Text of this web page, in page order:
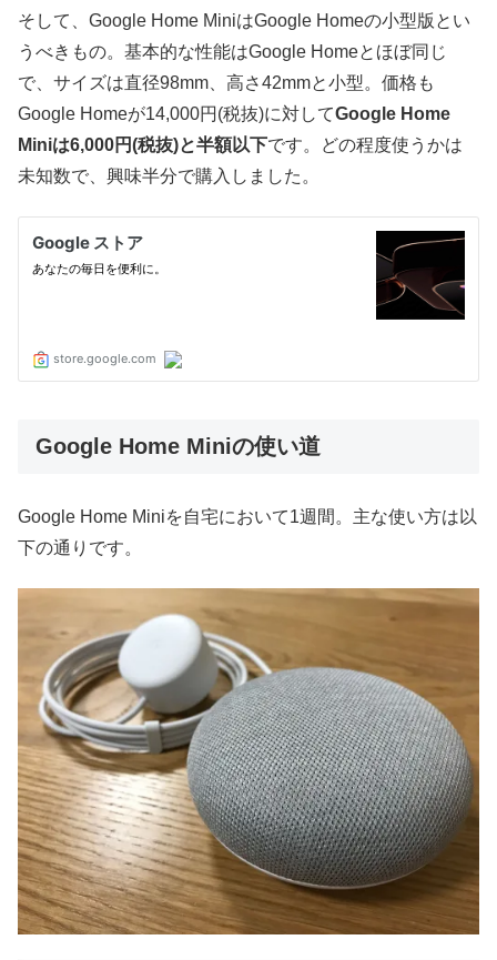
そして、Google Home MiniはGoogle Homeの小型版とい
うべきもの。基本的な性能はGoogle Homeとほぼ同じ
で、サイズは直径98mm、高さ42mmと小型。価格も
Google Homeが14,000円(税抜)に対してGoogle Home
Miniは6,000円(税抜)と半額以下です。どの程度使うかは
未知数で、興味半分で購入しました。
Google Home Miniの使い道
Google Home Miniを自宅において1週間。主な使い方は以
下の通りです。